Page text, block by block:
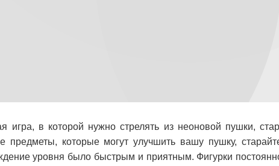
игра, в которой нужно стрелять из неоновой пушки,
предметы, которые могут улучшить вашу пушку,
уровня было быстрым и приятным. Фигурки